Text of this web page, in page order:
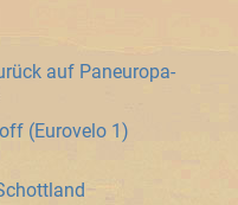
auf Paneuropa-
(Eurovelo 1)